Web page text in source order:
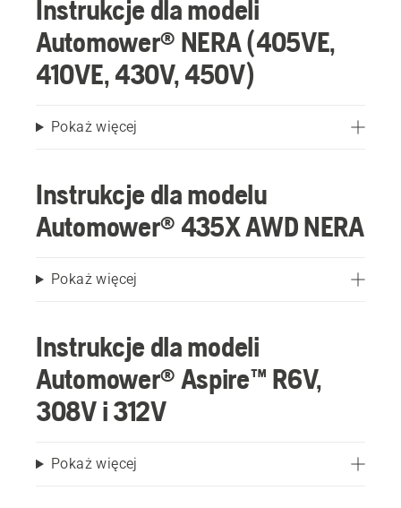
Instrukcje dla modeli
Automower® NERA (405VE,
410VE, 430V, 450V)
Pokaż więcej
Instrukcje dla modelu
Automower® 435X AWD NERA
Pokaż więcej
Instrukcje dla modeli
Automower® Aspire™ R6V,
308V i 312V
Pokaż więcej